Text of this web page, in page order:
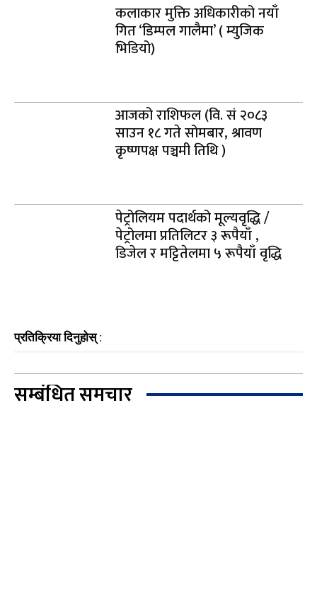
कलाकार मुक्ति अधिकारीको नयाँ
गित ‘डिम्पल गालैमा’ ( म्युजिक
भिडियो)
आजको राशिफल (वि. सं २०८३
साउन १८ गते सोमबार, श्रावण
कृष्णपक्ष पञ्चमी तिथि )
पेट्रोलियम पदार्थको मूल्यवृद्धि /
पेट्रोलमा प्रतिलिटर ३ रूपैयाँ ,
डिजेल र मट्टितेलमा ५ रूपैयाँ वृद्धि
प्रतिक्रिया दिनुहोस् :
सम्बंधित समचार